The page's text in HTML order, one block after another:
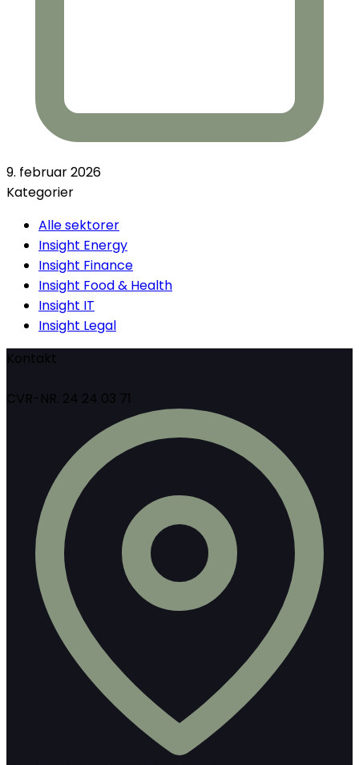
9. februar 2026
Kategorier
Alle sektorer
Insight Energy
Insight Finance
Insight Food & Health
Insight IT
Insight Legal
Kontakt
CVR-NR. 24 24 03 71